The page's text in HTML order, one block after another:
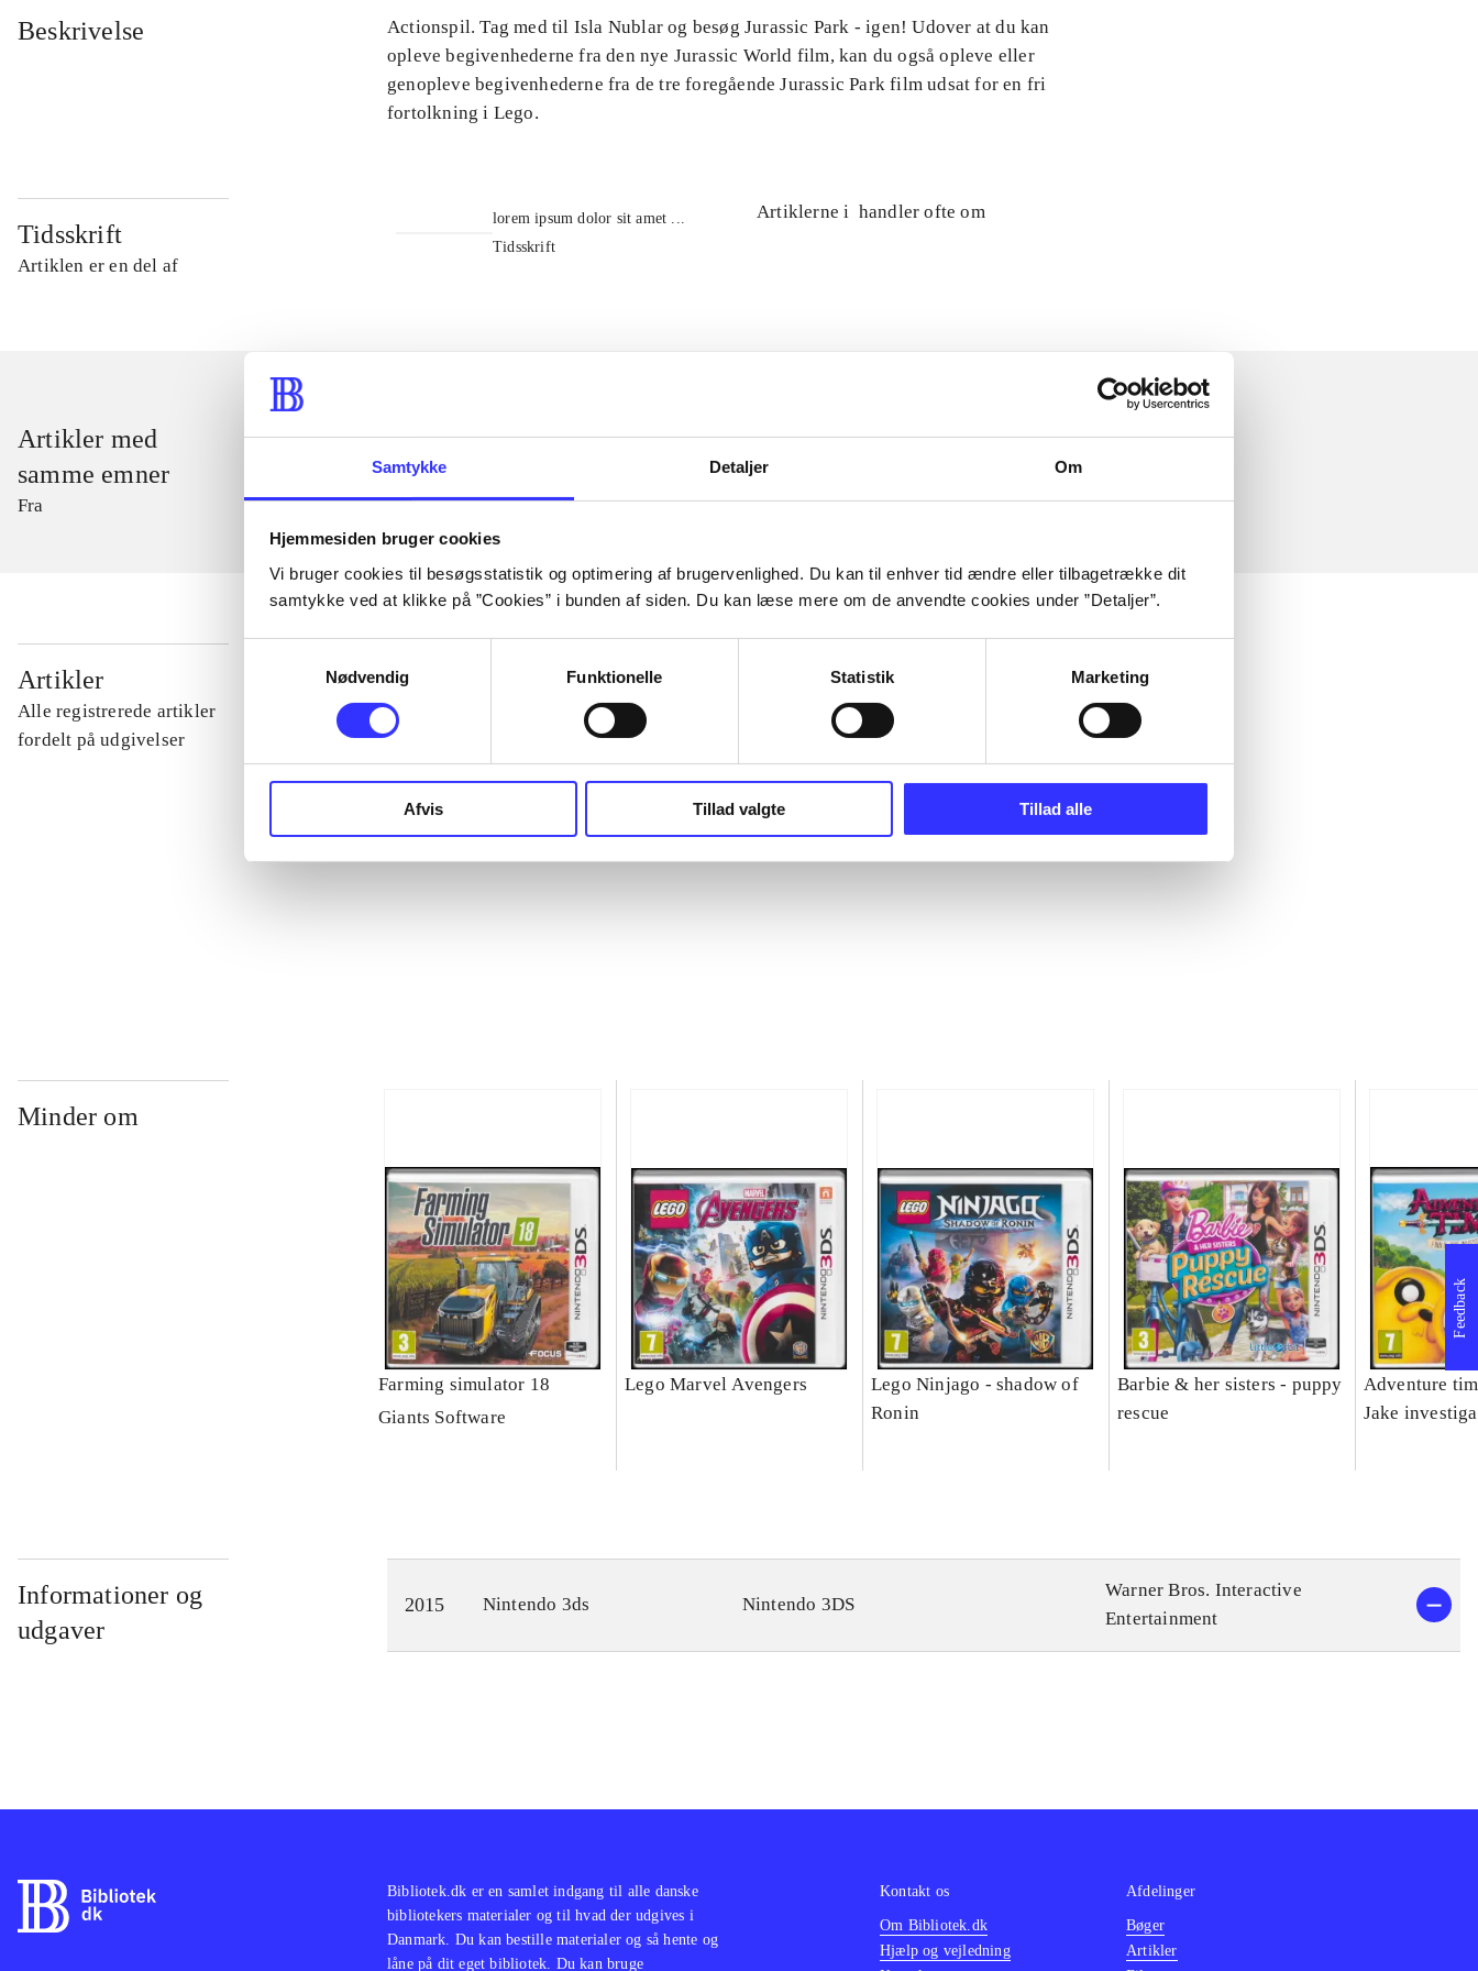
Samtykke Detaljer Om
Hjemmesiden bruger cookies
Vi bruger cookies til besøgsstatistik og optimering af brugervenlighed. Du kan til enhver tid ændre eller tilbagetrække dit
samtykke ved at klikke på ”Cookies” i bunden af siden. Du kan læse mere om de anvendte cookies under ”Detaljer”.
Nødvendig
Funktionelle Statistik Marketing
Afvis Tillad valgte Tillad alle
Beskrivelse
Actionspil. Tag med til Isla Nublar og besøg Jurassic Park - igen! Udover at du kan
opleve begivenhederne fra den nye Jurassic World film, kan du også opleve eller
genopleve begivenhederne fra de tre foregående Jurassic Park film udsat for en fri
fortolkning i Lego.
Tidsskrift
Artiklen er en del af
lorem ipsum dolor sit amet ...
Tidsskrift
Artiklerne i handler ofte om
Artikler med
samme emner
Fra
Artikler
Alle registrerede artikler
fordelt på udgivelser
...
Minder om
Farming simulator 18
Giants Software
Lego Marvel Avengers
Lego Ninjago - shadow of
Ronin
Barbie & her sisters - puppy
rescue
Adventure
Jake
Informationer og
udgaver
2015 Nintendo 3ds Nintendo 3DS
Warner Bros. Interactive
Entertainment
Feedback
Bibliotek.dk er en samlet indgang til alle danske
bibliotekers materialer og til hvad der udgives i
Danmark. Du kan bestille materialer og så hente og
låne på dit eget bibliotek. Du kan bruge
Kontakt os
Om Bibliotek.dk
Hjælp og vejledning
Afdelinger
Bøger
Artikler